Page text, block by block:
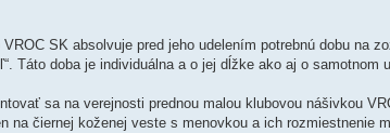
SK absolvuje pred jeho udelením potrebnú dobu na
Táto doba je individuálna a o jej dĺžke ako aj o
sa na verejnosti prednou malou klubovou nášivkou
na čiernej koženej veste s menovkou a ich rozmiestnenie